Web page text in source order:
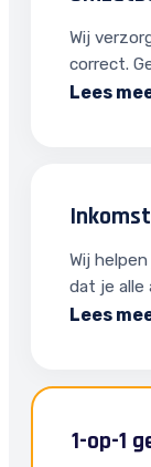
Wij
correct.
Lees
Wij
dat je
Lees
1-op-1